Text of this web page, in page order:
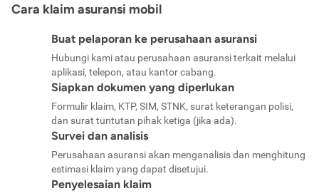
Cara klaim asuransi mobil
Buat pelaporan ke perusahaan asuransi
Hubungi kami atau perusahaan asuransi terkait melalui
aplikasi, telepon, atau kantor cabang.
Siapkan dokumen yang diperlukan
Formulir klaim, KTP, SIM, STNK, surat keterangan polisi,
dan surat tuntutan pihak ketiga (jika ada).
Survei dan analisis
Perusahaan asuransi akan menganalisis dan menghitung
estimasi klaim yang dapat disetujui.
Penyelesaian klaim